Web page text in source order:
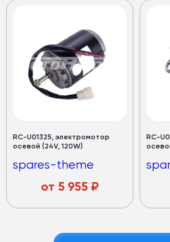
RC-U01325, электромотор
осевой (24V, 120W)
spares-theme
от 5 955 ₽
RC-